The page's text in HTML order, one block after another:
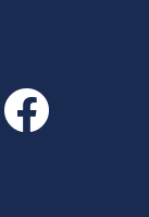
Facebook link